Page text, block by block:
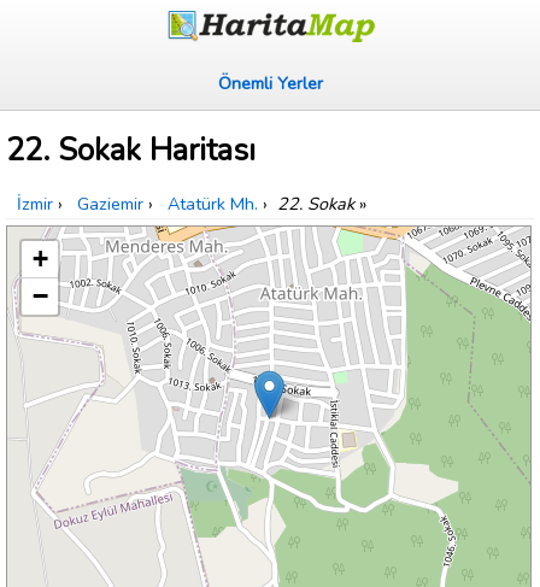
Önemli Yerler
22. Sokak Haritası
İzmir › Gaziemir › Atatürk Mh. › 22. Sokak»
+
−